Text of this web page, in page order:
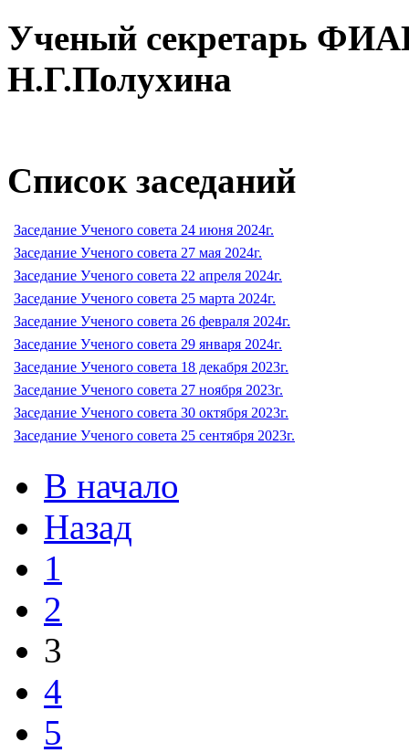
Ученый секретарь
Н.Г.Полухина
Список заседаний
Заседание Ученого совета 24 июня 2024г.
Заседание Ученого совета 27 мая 2024г.
Заседание Ученого совета 22 апреля 2024г.
Заседание Ученого совета 25 марта 2024г.
Заседание Ученого совета 26 февраля 2024г.
Заседание Ученого совета 29 января 2024г.
Заседание Ученого совета 18 декабря 2023г.
Заседание Ученого совета 27 ноября 2023г.
Заседание Ученого совета 30 октября 2023г.
Заседание Ученого совета 25 сентября 2023г.
В начало
Назад
1
2
3
4
5